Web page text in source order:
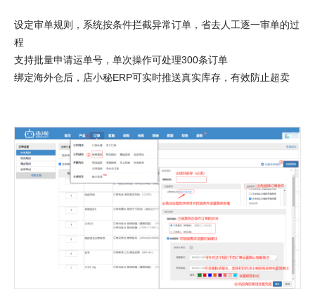
设定审单规则，系统按条件拦截异常订单，省去人工逐一审单的过
程
支持批量申请运单号，单次操作可处理300条订单
绑定海外仓后，店小秘ERP可实时推送真实库存，有效防止超卖